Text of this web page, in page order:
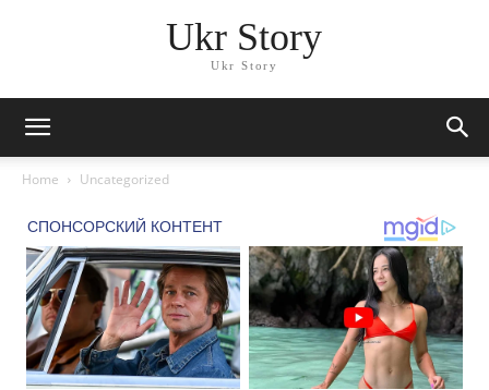
Ukr Story
Ukr Story
Home Uncategorized